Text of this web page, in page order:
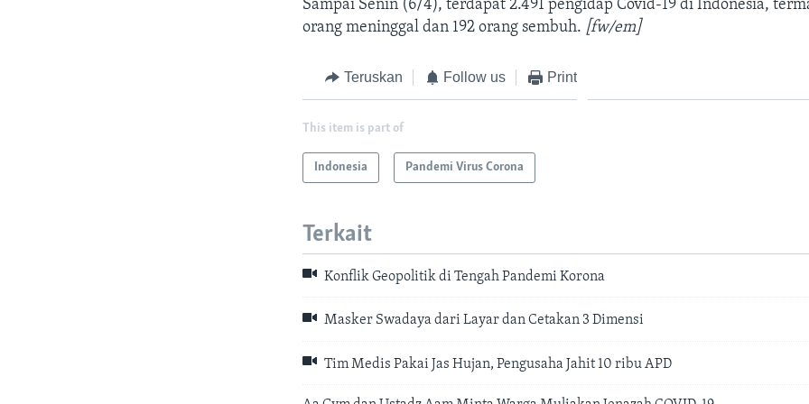
Sampai Senin (6/4), terdapat 2.491 pengidap Covid-19 di Indonesia,
orang meninggal dan 192 orang sembuh. [fw/em]
Teruskan Follow us Print
This item is part of
Indonesia Pandemi Virus Corona
Terkait
Konflik Geopolitik di Tengah Pandemi Korona
Masker Swadaya dari Layar dan Cetakan 3 Dimensi
Tim Medis Pakai Jas Hujan, Pengusaha Jahit 10 ribu APD